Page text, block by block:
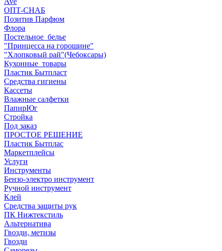
ОПТ-СНАБ
Позитив Парфюм
Флора
Постельное_белье
"Принцесса на горошине"
"Хлопковый рай"(Чебоксары)
Кухонные_товары
Пластик Бытпласт
Средства гигиены
Кассеты
Влажные салфетки
ПапирЮг
Стройка
Под заказ
ПРОСТОЕ РЕШЕНИЕ
Пластик Бытплас
Маркетплейсы
Услуги
Инструменты
Бензо-электро инструмент
Ручной инструмент
Клей
Средства защиты рук
ПК Нижтекстиль
Альтернатива
Гвозди, метизы
Гвозди